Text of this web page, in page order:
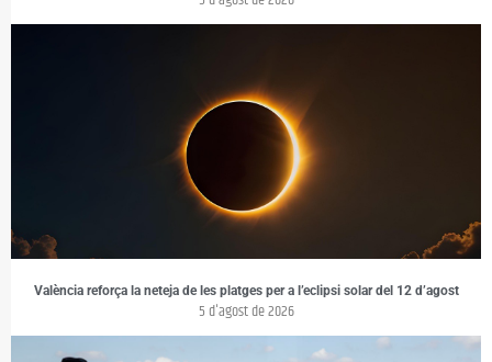
València reforça la neteja de les platges per a l’eclipsi solar del 12 d’agost
5 d'agost de 2026